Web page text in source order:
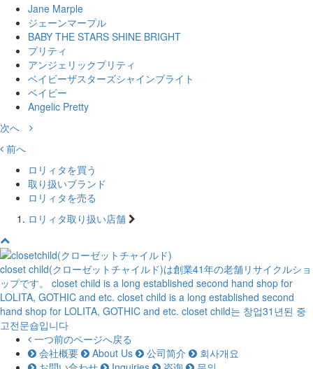
Jane Marple
ジェーンマープル
BABY THE STARS SHINE BRIGHT
プリティ
アンジェリックプリティ
ベイビーザスターズシャインブライト
ベイビー
Angelic Pretty
次へ
前へ
ロリィタを買う
取り扱いブランド
ロリィタを売る
ロリィタ取り扱い店舗
closet child(クローゼットチャイルド)は創業41年の老舗リサイクルショ
ップです。
closet child is a long established second hand shop for
LOLITA, GOTHIC and etc. closet child is a long established second
hand shop for LOLITA, GOTHIC and etc. closet child는 창업31년된 중
고전문숍입니다
一つ前のページへ戻る
会社概要
About Us 公司简介
회사개요